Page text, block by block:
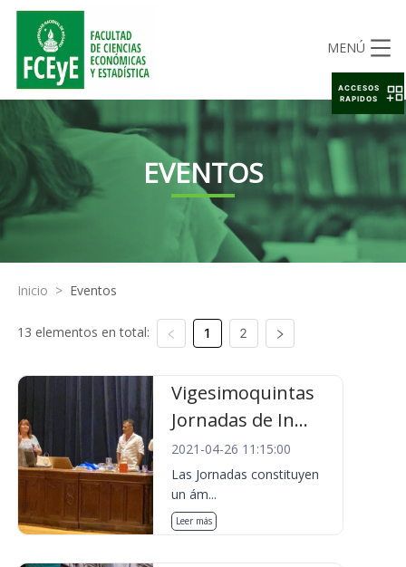
MENÚ
EVENTOS
Inicio > Eventos
13 elementos en total: 1 2
Vigesimoquintas
Jornadas de In...
2021-04-26 11:15:00
Las Jornadas constituyen
un ám...
Leer más
ACCESOS
RAPIDOS